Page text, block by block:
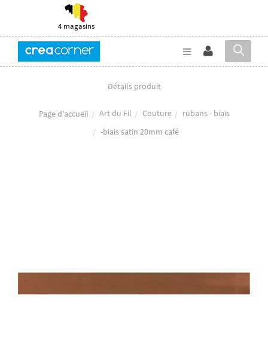
4 magasins
Détails produit
Page d'accueil Art du Fil Couture
rubans - biais
-biais satin 20mm café